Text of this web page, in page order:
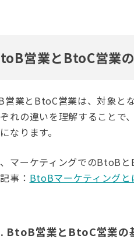
営業とBtoC営業
業とBtoC営業は、対象と
れの違いを理解することで
なります。
マーケティングでのBtoB
事： BtoBマーケティング
BtoB営業とBtoC営業の